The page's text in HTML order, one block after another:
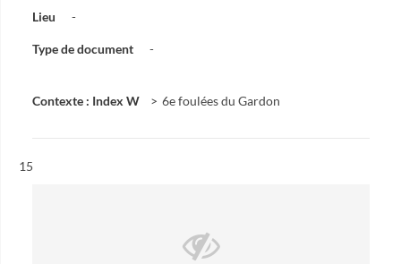
Lieu -
Type de document -
Contexte : Index W 6e foulées du Gardon
Résultat n°
15